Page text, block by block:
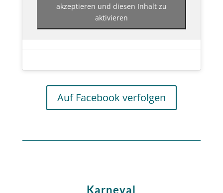
akzeptieren und diesen Inhalt zu
aktivieren
Auf Facebook verfolgen
Karneval